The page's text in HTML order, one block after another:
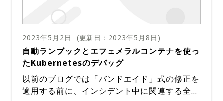
導入することで、こうした進化する脅威から保
ート** :リモート ワークの増加とモバイル デ
バイスの使用増加に伴い、企業はネットワーク
とデータのセキュリティーを確保するという新
たな課題に直面しています。ゼロトラストセキ
ュリティーにより、企業はユーザーの場所やデ
新しいタイプのランブックを作成できます。こ
ルトトレランスが向上します。
つお客様のために、SSHなどのポートをファイ
アウォールで開くことなく接続を可能にし、リ
モートオペレーションを可能にします。この新
機能は、お客様が独自のbastionやジャンプホ
スト、パブリックエンドポイントを導入する必
キュアな接続を簡素化します。
この記事はPagerDuty社のウェブサイトで公
訳したものです。無断複製を禁じます。原文は
こちらです。
ナリオの中で仕事を続けています。
厳格なポリシーを抜きにしても、将来のインシ
立つ瞬時の証拠を取得する必要性があることは
確かです。
障害発生時やパフォーマンス低下時に自動的に
状態をキャプチャーする機能を説明するユース
ケースを確認し、興味深いシナリオをピックア
これは網羅的なリストではありませんが、従来
のアプリ環境でデバッグ状態キャプチャーがど
のように使用されているか、いくつかの例をご
インフラとネットワーク
2023年5月2日 (更新日： 2023年5月8日 )
自動ランブックとエフェメラルコンテナを使っ
たKubernetesのデバッグ
以前のブログでは「バンドエイド」式の修正を
適用する前に、インシデント中に関連する全て